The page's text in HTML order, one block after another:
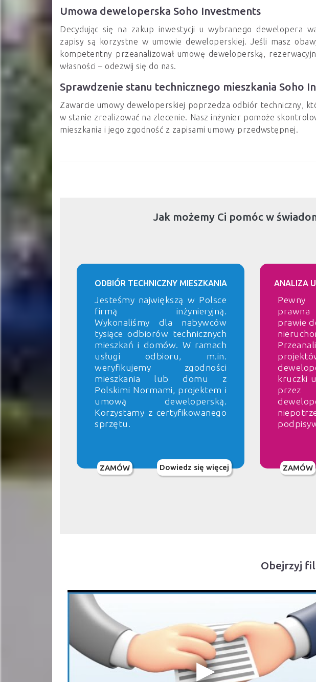
Umowa deweloperska Soho Investments
Decydując się na zakup inwestycji u wybranego dewelopera
zapisy są korzystne w umowie deweloperskiej. Jeśli masz
kompetentny przeanalizował umowę deweloperską,
własności – odezwij się do nas.
Sprawdzenie stanu technicznego mieszkania Soho
Zawarcie umowy deweloperskiej poprzedza odbiór techniczny,
w stanie zrealizować na zlecenie. Nasz inżynier pomoże
mieszkania i jego zgodność z zapisami umowy przedwstępnej.
Jak możemy Ci pomóc w
ODBIÓR TECHNICZNY MIESZKANIA
Jesteśmy największą w Polsce
firmą inżynieryjną.
Wykonaliśmy dla nabywców
tysiące odbiorów technicznych
mieszkań i domów. W ramach
usługi odbioru, m.in.
weryfikujemy zgodności
mieszkania lub domu z
Polskimi Normami, projektem i
umową deweloperską.
Korzystamy z certyfikowanego
sprzętu.
ZAMÓW Dowiedz się więcej
ANALIZA
Pewny
prawna
prawie
kruczki
przez
ZAMÓW
Obejrzyj